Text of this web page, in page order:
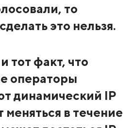
то
это нельзя.
тот факт, что
операторы
динамический IP
меняться в течение